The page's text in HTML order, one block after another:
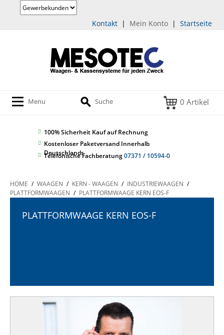
Startseite
|
Mein Konto
|
Kontakt
Menu Suche 0 Artikel
100% Sicherheit Kauf auf Rechnung
Kostenloser Paketversand Innerhalb
Deutschlands
Telefonische Fachberatung07371 / 10594-0
HOME / WAAGEN / KERN - WAAGEN / INDUSTRIEWAAGEN /
PLATTFORMWAAGEN / PLATTFORMWAAGE KERN EOS-F
PLATTFORMWAAGE KERN EOS-F